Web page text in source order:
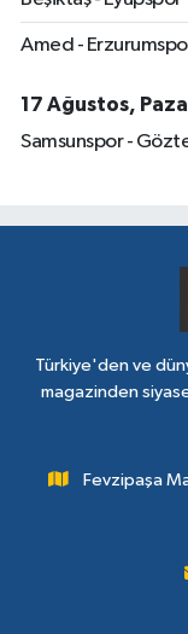
Amed -
17 Ağustos,
Samsunspor -
Türkiye'den ve
magazinden
Fevzipaşa